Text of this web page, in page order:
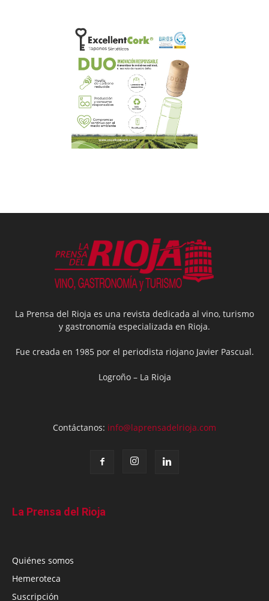
La Prensa del Rioja es una revista dedicada al vino, turismo
y gastronomía especializada en Rioja.
Fue creada en 1985 por el periodista riojano Javier Pascual.
Logroño – La Rioja
Contáctanos: info@laprensadelrioja.com
La Prensa del Rioja
Quiénes somos
Hemeroteca
Suscripción